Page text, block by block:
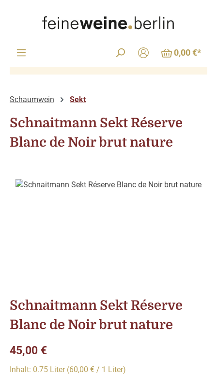
0,00 €*
Schaumwein Sekt
Schnaitmann Sekt Réserve
Blanc de Noir brut nature
Bildergalerie überspringen
Schnaitmann Sekt Réserve
Blanc de Noir brut nature
Regulärer Preis:
45,00 €
Inhalt: 0.75 Liter (60,00 € / 1 Liter)